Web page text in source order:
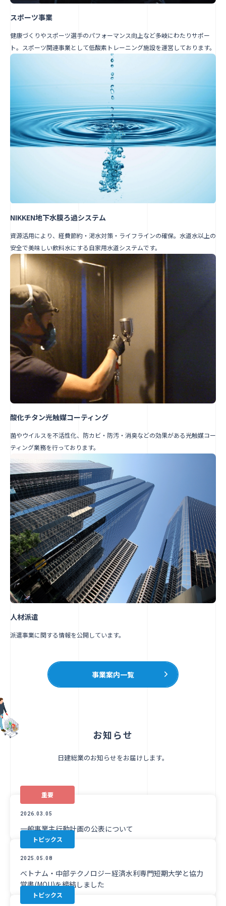
スポーツ事業
健康づくりやスポーツ選手のパフォーマンス向上など多岐にわたりサポー
ト。スポーツ関連事業として低酸素トレーニング施設を運営しております。
NIKKEN地下水膜ろ過システム
資源活用により、経費節約・渇水対策・ライフラインの確保。水道水以上の
安全で美味しい飲料水にする自家用水道システムです。
酸化チタン光触媒コーティング
菌やウイルスを不活性化、防カビ・防汚・消臭などの効果がある光触媒コー
ティング業務を行っております。
人材派遣
派遣事業に関する情報を公開しています。
事業案内一覧
お知らせ
日建総業のお知らせをお届けします。
重要
2026.03.05
一般事業主行動計画の公表について
トピックス
2025.05.08
べトナム・中部テクノロジー経済水利専門短期大学と協力
覚書(MOU)を締結しました
トピックス